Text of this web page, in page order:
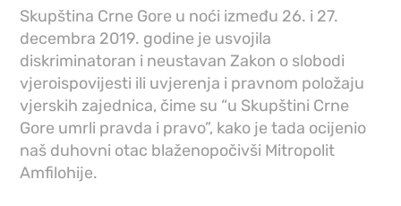
Skupština Crne Gore u noći između 26. i 27.
decembra 2019. godine je usvojila
diskriminatoran i neustavan Zakon o slobodi
vjeroispovijesti ili uvjerenja i pravnom položaju
vjerskih zajednica, čime su “u Skupštini Crne
Gore umrli pravda i pravo”, kako je tada ocijenio
naš duhovni otac blaženopočivši Mitropolit
Amfilohije.